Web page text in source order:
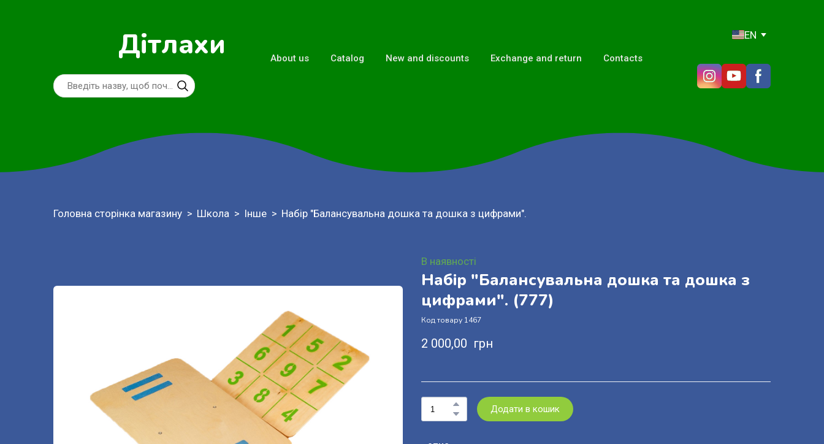
Дітлахи About us Catalog New and discounts Exchange and return Contacts
EN
Головна сторінка магазину Школа Інше Набір "Балансувальна дошка та дошка з цифрами".
В наявності
Набір "Балансувальна дошка та дошка з
цифрами". (777)
Код товару 1467
2 000,00  грн
Додати в кошик